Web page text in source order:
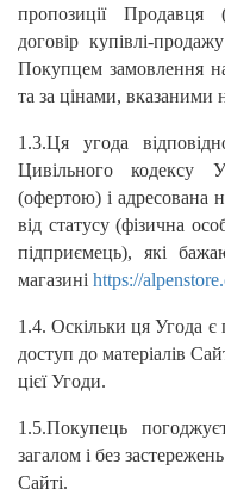
пропозиції Продавця
договір купівлі-
Покупцем замовлення
та за цінами, вказаними
1.3.Ця угода
Цивільного кодексу
(офертою) і адресована
від статусу (фізична
підприємець), які
магазині https://
1.4. Оскільки ця Угода
доступ до матеріалів
цієї Угоди.
1.5.Покупець
загалом і без
Сайті.